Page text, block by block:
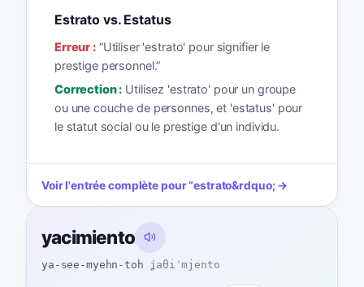
Estrato vs. Estatus
Erreur :“Utiliser 'estrato' pour signifier le
prestige personnel.”
Correction : Utilisez 'estrato' pour un groupe
ou une couche de personnes, et 'estatus' pour
le statut social ou le prestige d'un individu.
Voir l'entrée complète pour“estrato&rdquo; →
yacimiento
ya-see-myehn-toh ʝaθiˈmjento